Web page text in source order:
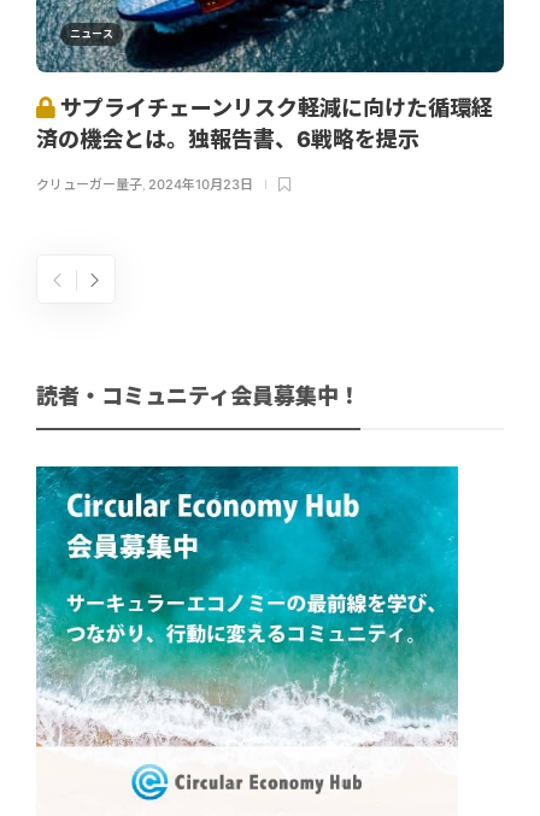
ニュース
サプライチェーンリスク軽減に向けた循環経
済の機会とは。独報告書、6戦略を提示
クリューガー量子, 2024年10月23日
読者・コミュニティ会員募集中！